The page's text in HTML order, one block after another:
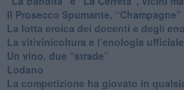
​Il Prosecco Spumante,
​La lotta eroica dei docenti e degli
​La vitivinicoltura e l’enologia
​Un vino, due “strade”
Lodano
​La competizione ha giovato in